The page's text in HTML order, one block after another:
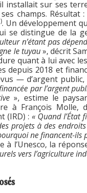
installait sur ses
champs.
. Un développement
se distingue de la
n’étant pas
le tuyau», décrit
quant à lui avec
depuis 2018 et
— d’argent
par l’argent
», estime le
à François Molle,
(IRD) :« Quand l’État
projets à des endroits
ne financent-ils
à l’Unesco, la
vers l’agriculture